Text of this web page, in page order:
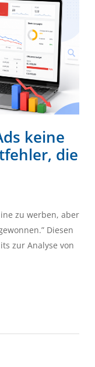
keine
die
zu werben, aber
Diesen
zur Analyse von